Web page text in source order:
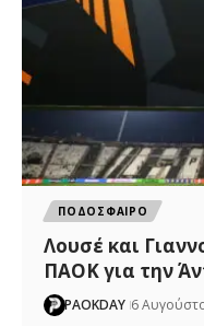
ΠΟΔΟΣΦΑΙΡΟ
Λουσέ και
ΠΑΟΚ για την
PAOKDAY 6